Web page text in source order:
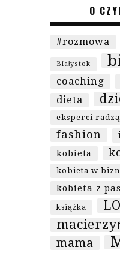
O
#rozmowa
Białystok
coaching
dieta
eksperci radzą
fashion
kobieta
kobieta w
kobieta z
książka
mama